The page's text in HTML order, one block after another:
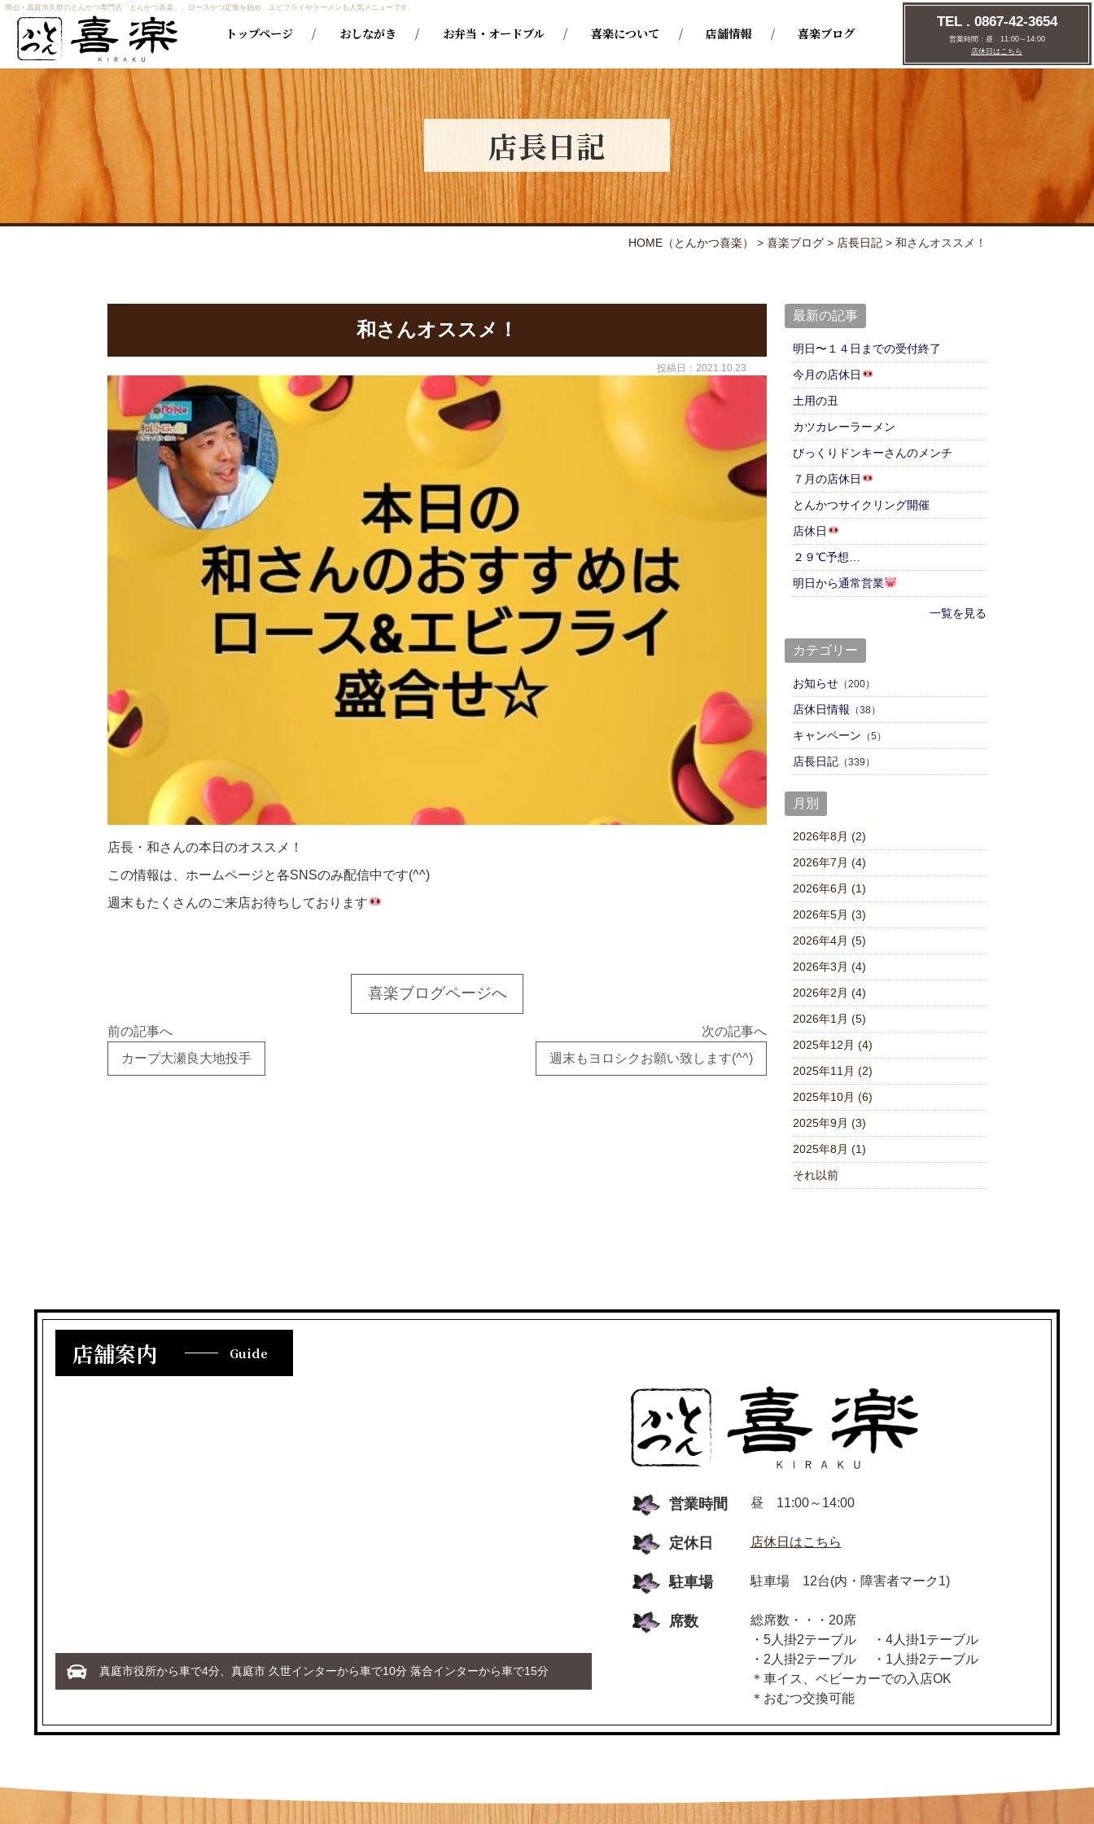
岡山・真庭市久世のとんかつ専門店「とんかつ喜楽」。ロースかつ定食を始め、エビフライやラーメンも人気メニューです。
トップページ おしながき お弁当・オードブル 喜楽について 店舗情報 喜楽ブログ
TEL . 0867-42-3654
営業時間： 昼 11:00～14:00
店休日はこちら
店⾧日記
HOME （とんかつ喜楽） > 喜楽ブログ > 店⾧日記 > 和さんオススメ！
和さんオススメ！
投稿日：2021.10.23
店長・和さんの本日のオススメ！
この情報は、ホームページと各SNSのみ配信中です(^^)
週末もたくさんのご来店お待ちしております
喜楽ブログページへ
前の記事へ
カープ大瀬良大地投手
次の記事へ
週末もヨロシクお願い致します(^^)
最新の記事
明日〜１４日までの受付終了
今月の店休日
土用の丑
カツカレーラーメン
びっくりドンキーさんのメンチ
７月の店休日
とんかつサイクリング開催
店休日
２９℃予想…
明日から通常営業
一覧を見る
カテゴリー
お知らせ（200）
店休日情報 （38）
キャンペーン （5）
店⾧日記（339）
月別
2026年8月 (2)
2026年7月 (4)
2026年6月 (1)
2026年5月 (3)
2026年4月 (5)
2026年3月 (4)
2026年2月 (4)
2026年1月 (5)
2025年12月 (4)
2025年11月 (2)
2025年10月 (6)
2025年9月 (3)
2025年8月 (1)
それ以前
店舗案内 Guide
営業時間 昼 11:00～14:00
定休日 店休日はこちら
駐車場 駐車場 12台(内・障害者マーク1)
席数
総席数・・・20席
・5人掛2テーブル ・4人掛1テーブル
・2人掛2テーブル ・1人掛2テーブル
＊車イス、ベビーカーでの入店OK
＊おむつ交換可能
真庭市役所から車で4分、真庭市 久世インターから車で10分 落合インターから車で15分